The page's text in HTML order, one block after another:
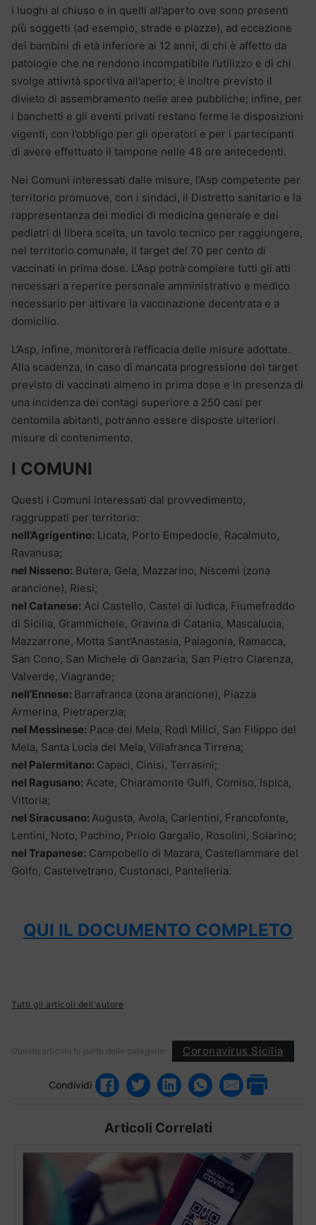
i luoghi al chiuso e in quelli all’aperto ove sono presenti
più soggetti (ad esempio, strade e piazze), ad eccezione
dei bambini di età inferiore ai 12 anni, di chi è affetto da
patologie che ne rendono incompatibile l’utilizzo e di chi
svolge attività sportiva all’aperto; è inoltre previsto il
divieto di assembramento nelle aree pubbliche; infine, per
i banchetti e gli eventi privati restano ferme le disposizioni
vigenti, con l’obbligo per gli operatori e per i partecipanti
di avere effettuato il tampone nelle 48 ore antecedenti.
Nei Comuni interessati dalle misure, l’Asp competente per
territorio promuove, con i sindaci, il Distretto sanitario e la
rappresentanza dei medici di medicina generale e dei
pediatri di libera scelta, un tavolo tecnico per raggiungere,
nel territorio comunale, il target del 70 per cento di
vaccinati in prima dose. L’Asp potrà compiere tutti gli atti
necessari a reperire personale amministrativo e medico
necessario per attivare la vaccinazione decentrata e a
domicilio.
L’Asp, infine, monitorerà l’efficacia delle misure adottate.
Alla scadenza, in caso di mancata progressione del target
previsto di vaccinati almeno in prima dose e in presenza di
una incidenza dei contagi superiore a 250 casi per
centomila abitanti, potranno essere disposte ulteriori
misure di contenimento.
I COMUNI
Questi i Comuni interessati dal provvedimento,
raggruppati per territorio:
nell’Agrigentino: Licata, Porto Empedocle, Racalmuto,
Ravanusa;
nel Nisseno: Butera, Gela, Mazzarino, Niscemi (zona
arancione), Riesi;
nel Catanese: Aci Castello, Castel di Iudica, Fiumefreddo
di Sicilia, Grammichele, Gravina di Catania, Mascalucia,
Mazzarrone, Motta Sant’Anastasia, Palagonia, Ramacca,
San Cono, San Michele di Ganzaria, San Pietro Clarenza,
Valverde, Viagrande;
nell’Ennese: Barrafranca (zona arancione), Piazza
Armerina, Pietraperzia;
nel Messinese: Pace del Mela, Rodì Milici, San Filippo del
Mela, Santa Lucia del Mela, Villafranca Tirrena;
nel Palermitano: Capaci, Cinisi, Terrasini;
nel Ragusano: Acate, Chiaramonte Gulfi, Comiso, Ispica,
Vittoria;
nel Siracusano: Augusta, Avola, Carlentini, Francofonte,
Lentini, Noto, Pachino, Priolo Gargallo, Rosolini, Solarino;
nel Trapanese: Campobello di Mazara, Castellammare del
Golfo, Castelvetrano, Custonaci, Pantelleria.
QUI IL DOCUMENTO COMPLETO
Tutti gli articoli dell'autore
Questo articolo fa parte delle categorie: Coronavirus Sicilia
Condividi
Articoli Correlati